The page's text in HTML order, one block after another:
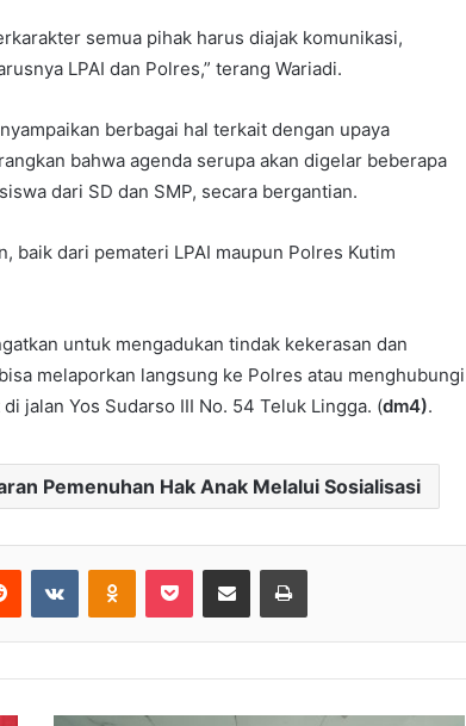
semua pihak harus diajak komunikasi,
LPAI dan Polres,” terang Wariadi.
berbagai hal terkait dengan upaya
bahwa agenda serupa akan digelar beberapa
dari SD dan SMP, secara bergantian.
baik dari pemateri LPAI maupun Polres Kutim
untuk mengadukan tindak kekerasan dan
melaporkan langsung ke Polres atau menghubungi
jalan Yos Sudarso III No. 54 Teluk Lingga. (dm4).
Pemenuhan Hak Anak Melalui Sosialisasi